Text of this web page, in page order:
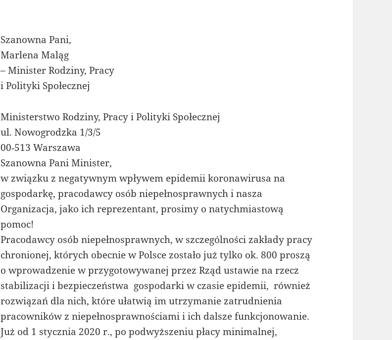
Szanowna Pani,
Marlena Maląg
– Minister Rodziny, Pracy
i Polityki Społecznej
Ministerstwo Rodziny, Pracy i Polityki Społecznej
ul. Nowogrodzka 1/3/5
00‐513 Warszawa
Szanowna Pani Minister,
w związku z negatywnym wpływem epidemii koronawirusa na
gospodarkę, pracodawcy osób niepełnosprawnych i nasza
Organizacja, jako ich reprezentant, prosimy o natychmiastową
pomoc!
Pracodawcy osób niepełnosprawnych, w szczególności zakłady pracy
chronionej, których obecnie w Polsce zostało już tylko ok. 800 proszą
o wprowadzenie w przygotowywanej przez Rząd ustawie na rzecz
stabilizacji i bezpieczeństwa gospodarki w czasie epidemii, również
rozwiązań dla nich, które ułatwią im utrzymanie zatrudnienia
pracowników z niepełnosprawnościami i ich dalsze funkcjonowanie.
Już od 1 stycznia 2020 r., po podwyższeniu płacy minimalnej,